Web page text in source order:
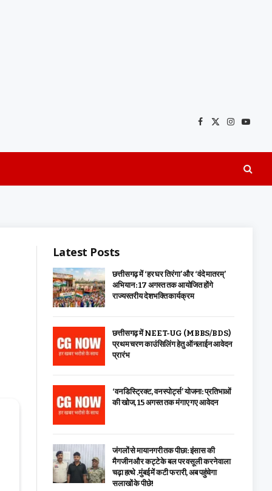
Facebook
X
Instagram
Latest Posts
छत्तीसगढ़ में ‘हर घर तिरंगा’ और ‘वंदे मातरम्’
अभियान : 17 अगस्त तक आयोजित होंगे
राज्यस्तरीय देशभक्ति कार्यक्रम
छत्तीसगढ़ में NEET-UG (MBBS/BDS)
प्रथम चरण काउंसिलिंग हेतु ऑनलाईन आवेदन
प्रारंभ
‘वन डिस्ट्रिक्ट, वन स्पोर्ट्स’ योजना: प्रतिभाओं
की खोज, 15 अगस्त तक मंगाए गए आवेदन
जंगलों से मायानगरी तक पीछा: इंसास की
मैगजीन और कट्टे के बल पर वसूली करने वाला
चढ़ा हत्थे .मुंबई में कटी फरारी, अब पहुंचेगा
सलाखों के पीछे!